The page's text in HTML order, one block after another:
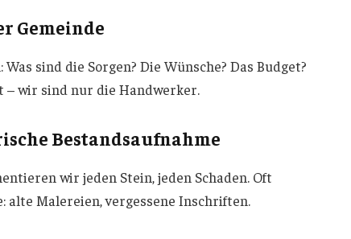
Gemeinde
sind die Sorgen? Die Wünsche? Das Budget?
wir sind nur die Handwerker.
Bestandsaufnahme
wir jeden Stein, jeden Schaden. Oft
alte Malereien, vergessene Inschriften.